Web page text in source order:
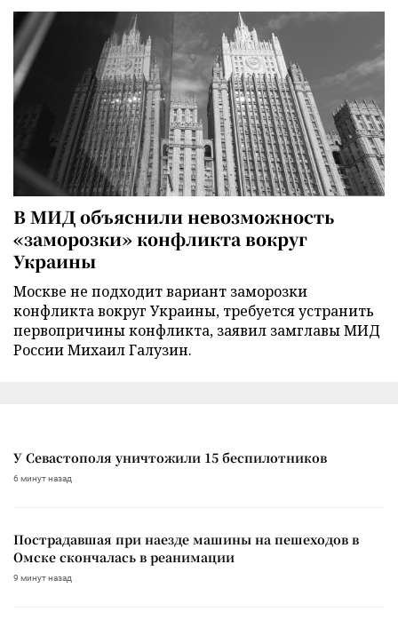
В МИД объяснили невозможность
«заморозки» конфликта вокруг
Украины
Москве не подходит вариант заморозки
конфликта вокруг Украины, требуется устранить
первопричины конфликта, заявил замглавы МИД
России Михаил Галузин.
У Севастополя уничтожили 15 беспилотников
6 минут назад
Пострадавшая при наезде машины на пешеходов в
Омске скончалась в реанимации
9 минут назад